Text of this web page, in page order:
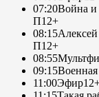
07:20Война
П12+
08:15
П12+
08:55
09:15
11:00Эфир